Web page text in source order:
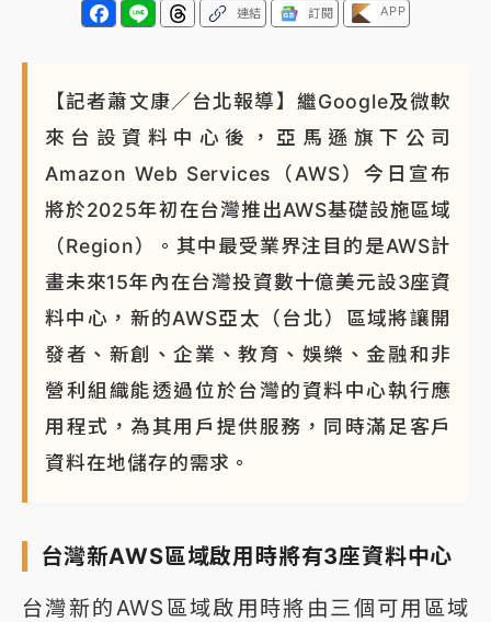
連結 訂閱 APP
【記者蕭文康／台北報導】繼Google及微軟
來台設資料中心後，亞馬遜旗下公司
Amazon Web Services（AWS）今日宣布
將於2025年初在台灣推出AWS基礎設施區域
（Region）。其中最受業界注目的是AWS計
畫未來15年內在台灣投資數十億美元設3座資
料中心，新的AWS亞太（台北）區域將讓開
發者、新創、企業、教育、娛樂、金融和非
營利組織能透過位於台灣的資料中心執行應
用程式，為其用戶提供服務，同時滿足客戶
資料在地儲存的需求。
台灣新AWS區域啟用時將有3座資料中心
台灣新的AWS區域啟用時將由三個可用區域